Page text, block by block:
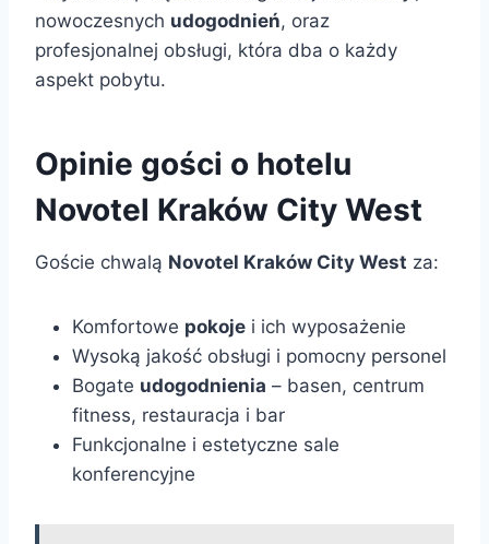
nowoczesnych udogodnień, oraz
profesjonalnej obsługi, która dba o każdy
aspekt pobytu.
Opinie gości o hotelu
Novotel Kraków City West
Goście chwalą Novotel Kraków City West za:
Komfortowe pokoje i ich wyposażenie
Wysoką jakość obsługi i pomocny personel
Bogate udogodnienia – basen, centrum
fitness, restauracja i bar
Funkcjonalne i estetyczne sale
konferencyjne